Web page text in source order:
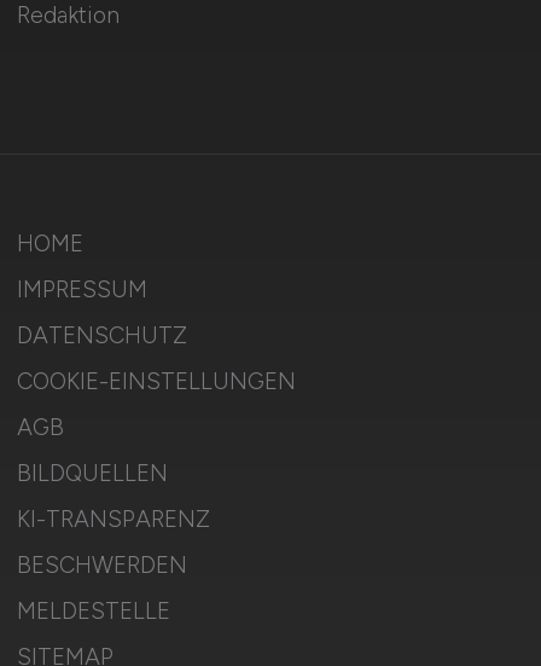
Redaktion
HOME
IMPRESSUM
DATENSCHUTZ
COOKIE-EINSTELLUNGEN
AGB
BILDQUELLEN
KI-TRANSPARENZ
BESCHWERDEN
MELDESTELLE
SITEMAP